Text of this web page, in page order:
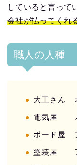
していると言って
会社が払ってくれ
職人の人種
大工さん
電気屋 オ
ボード屋
塗装屋